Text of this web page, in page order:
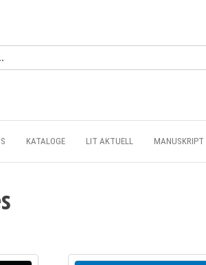
KATALOGE LIT AKTUELL MANUSKRIPT